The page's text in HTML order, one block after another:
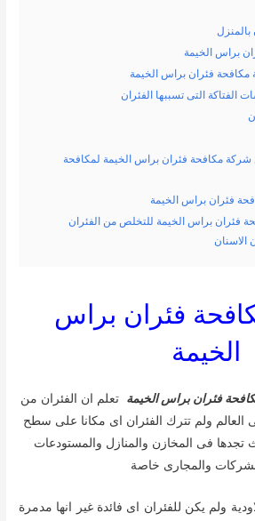
بالمنزل
براس الخيمة
فئران براس الخيمة
الفتاكة التى تسببها الفئران
شركة مكافحة فئران براس الخيمة لمكافحة
فئران براس الخيمة
فئران براس الخيمة للتخلص من الفئران
فئران براس
الخيمة
فئران براس الخيمة تعلم ان الفئران من
العالم ولم تترك الفئران اى مكانا على سطح
فى المخازن والمنازل والمستودعات
والمجارى خاصة
ولم يكن للفئران اى فائدة غير انها مدمرة